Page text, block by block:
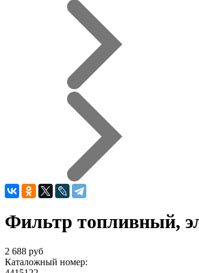
Фильтр топливный,
2 688 руб
Каталожный номер: